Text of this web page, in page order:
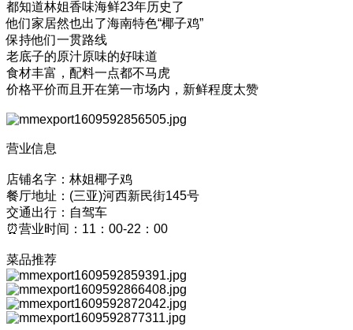
都知道林姐香味海鲜23年历史了
他们家居然也出了海南特色“椰子鸡”
保持他们一贯路线
老底子的原汁原味的好味道
食材丰富，配料一点都不马虎
价格平价而且开在第一市场内，新鲜程度太赞
营业信息
店铺名字：林姐椰子鸡
餐厅地址：(三亚)河西新民街145号
交通出行：自驾车
⏰营业时间：11：00-22：00
菜品推荐